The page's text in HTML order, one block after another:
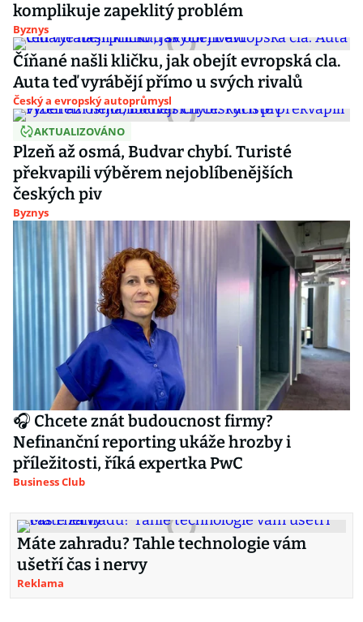
komplikuje zapeklitý problém
Byznys
Číňané našli kličku, jak obejít evropská cla.
Auta teď vyrábějí přímo u svých rivalů
Český a evropský autoprůmysl
AKTUALIZOVÁNO
Plzeň až osmá, Budvar chybí. Turisté
překvapili výběrem nejoblíbenějších
českých piv
Byznys
🎧 Chcete znát budoucnost firmy?
Nefinanční reporting ukáže hrozby i
příležitosti, říká expertka PwC
Business Club
Máte zahradu? Tahle technologie vám
ušetří čas i nervy
Reklama